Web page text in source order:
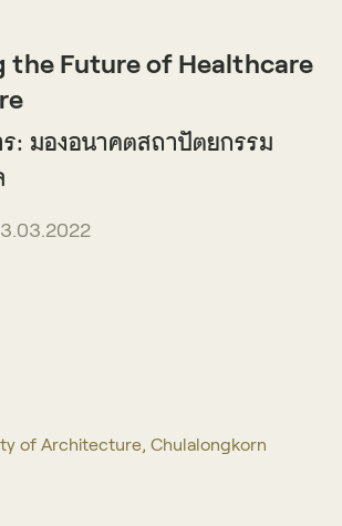
the Future of Healthcare
: มองอนาคตสถาปัตยกรรม
of Architecture, Chulalongkorn